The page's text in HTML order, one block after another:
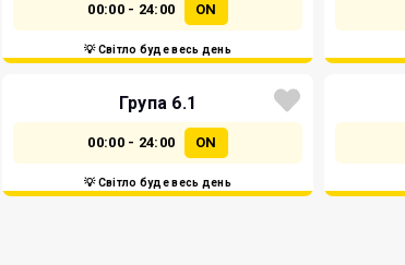
00:00 - 24:00 ON
💡 Світло буде весь день
Група 6.1
00:00 - 24:00 ON
💡 Світло буде весь день